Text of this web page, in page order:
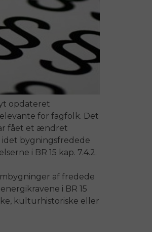
opdateret
for fagfolk. Det
fået et ændret
bygningsfredede
i BR 15 kap. 7.4.2.
af fredede
i BR 15
kulturhistoriske eller